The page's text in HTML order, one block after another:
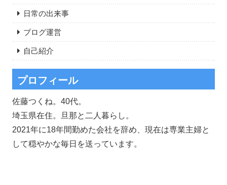
日常の出来事
ブログ運営
自己紹介
プロフィール
佐藤つくね。40代。
埼玉県在住。旦那と二人暮らし。
2021年に18年間勤めた会社を辞め、現在は専業主婦と
して穏やかな毎日を送っています。